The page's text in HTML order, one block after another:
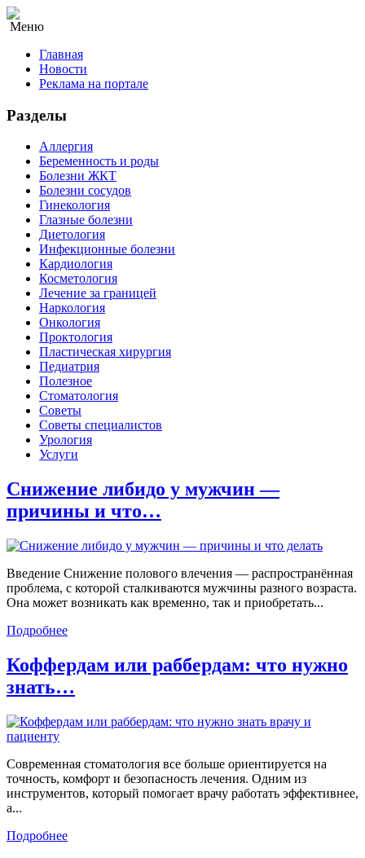
Меню
Главная
Новости
Реклама на портале
Разделы
Аллергия
Беременность и роды
Болезни ЖКТ
Болезни сосудов
Гинекология
Глазные болезни
Диетология
Инфекционные болезни
Кардиология
Косметология
Лечение за границей
Наркология
Онкология
Проктология
Пластическая хирургия
Педиатрия
Полезное
Стоматология
Советы
Советы специалистов
Урология
Услуги
Снижение либидо у мужчин —
причины и что…
Введение Снижение полового влечения — распространённая
проблема, с которой сталкиваются мужчины разного возраста.
Она может возникать как временно, так и приобретать...
Подробнее
Коффердам или раббердам: что нужно
знать…
Современная стоматология все больше ориентируется на
точность, комфорт и безопасность лечения. Одним из
инструментов, который помогает врачу работать эффективнее,
а...
Подробнее